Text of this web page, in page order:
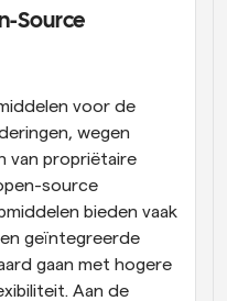
Source
voor de
wegen
van propriëtaire
source
bieden vaak
geïntegreerde
gaan met hogere
Aan de